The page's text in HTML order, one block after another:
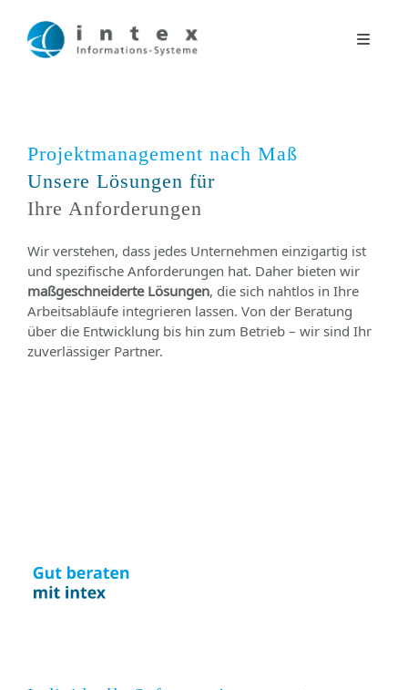
Inhalt
springen
Toggle
Kontakt
News
Projektmanagement nach Maß
Unsere Lösungen für
Ihre Anforderungen
Wir verstehen, dass jedes Unternehmen einzigartig ist
und spezifische Anforderungen hat. Daher bieten wir
maßgeschneiderte Lösungen, die sich nahtlos in Ihre
Arbeitsabläufe integrieren lassen. Von der Beratung
über die Entwicklung bis hin zum Betrieb – wir sind Ihr
zuverlässiger Partner.